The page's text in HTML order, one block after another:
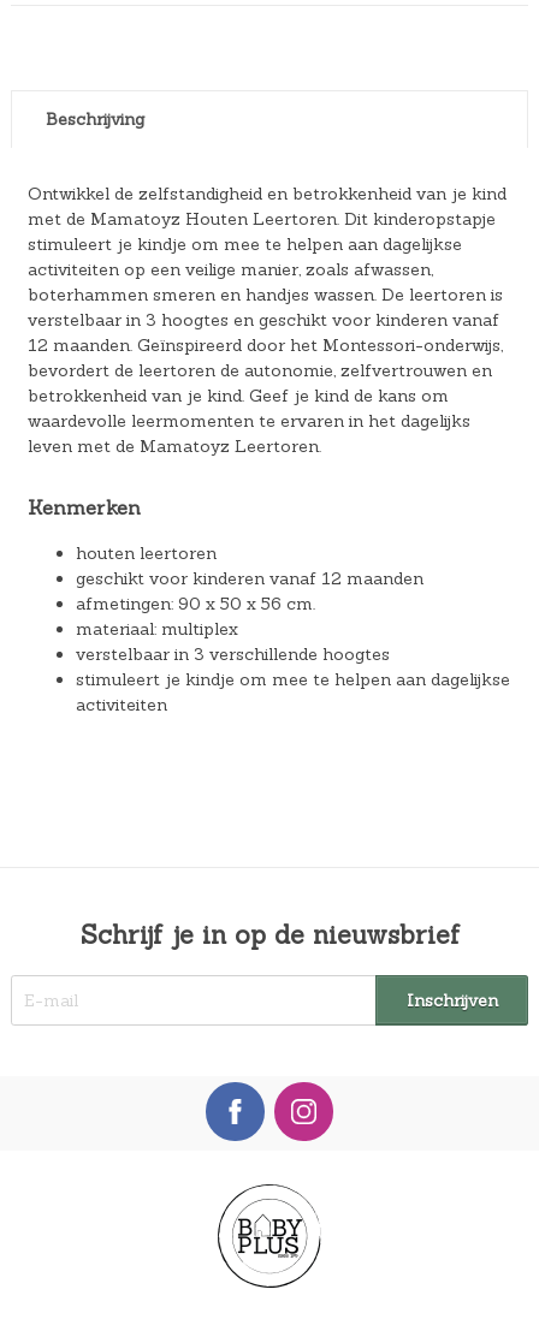
Beschrijving
Ontwikkel de zelfstandigheid en betrokkenheid van je kind
met de Mamatoyz Houten Leertoren. Dit kinderopstapje
stimuleert je kindje om mee te helpen aan dagelijkse
activiteiten op een veilige manier, zoals afwassen,
boterhammen smeren en handjes wassen. De leertoren is
verstelbaar in 3 hoogtes en geschikt voor kinderen vanaf
12 maanden. Geïnspireerd door het Montessori-onderwijs,
bevordert de leertoren de autonomie, zelfvertrouwen en
betrokkenheid van je kind. Geef je kind de kans om
waardevolle leermomenten te ervaren in het dagelijks
leven met de Mamatoyz Leertoren.
Kenmerken
houten leertoren
geschikt voor kinderen vanaf 12 maanden
afmetingen: 90 x 50 x 56 cm.
materiaal: multiplex
verstelbaar in 3 verschillende hoogtes
stimuleert je kindje om mee te helpen aan dagelijkse
activiteiten
Schrijf je in op de nieuwsbrief